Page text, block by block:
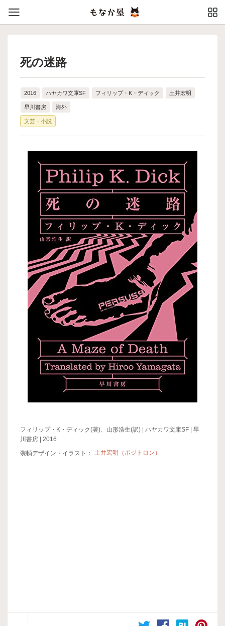
死の迷路
2016 ハヤカワ文庫SF フィリップ・K・ディック 土井宏明
早川書房 海外
文芸・小説
フィリップ・K・ディック(著)、山形浩生(訳) | ハヤカワ文庫SF | 早
川書房 | 2016
装幀デザイン・イラスト：
土井宏明（ポジトロン）